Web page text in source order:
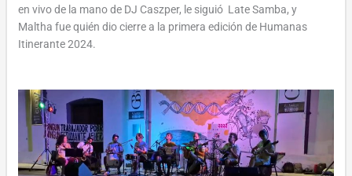
en vivo de la mano de DJ Caszper, le siguió Late Samba, y
Maltha fue quién dio cierre a la primera edición de Humanas
Itinerante 2024.